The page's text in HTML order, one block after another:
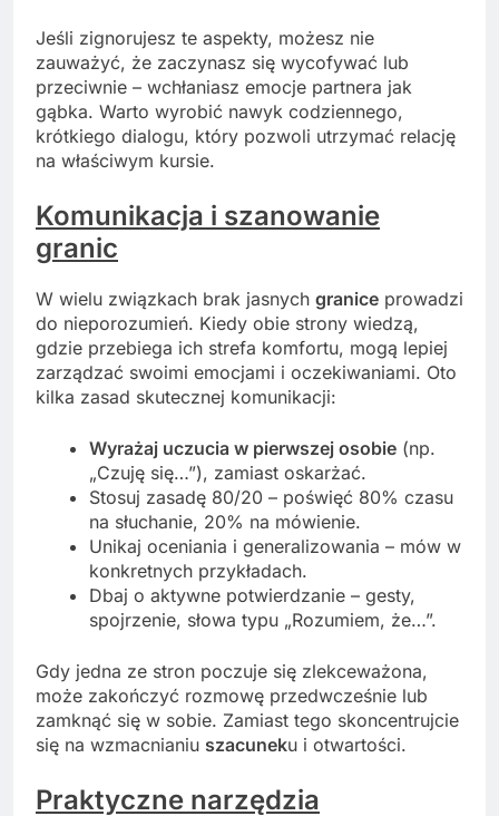
Jeśli zignorujesz te aspekty, możesz nie
zauważyć, że zaczynasz się wycofywać lub
przeciwnie – wchłaniasz emocje partnera jak
gąbka. Warto wyrobić nawyk codziennego,
krótkiego dialogu, który pozwoli utrzymać relację
na właściwym kursie.
Komunikacja i szanowanie
granic
W wielu związkach brak jasnych granice prowadzi
do nieporozumień. Kiedy obie strony wiedzą,
gdzie przebiega ich strefa komfortu, mogą lepiej
zarządzać swoimi emocjami i oczekiwaniami. Oto
kilka zasad skutecznej komunikacji:
Wyrażaj uczucia w pierwszej osobie (np.
„Czuję się…”), zamiast oskarżać.
Stosuj zasadę 80/20 – poświęć 80% czasu
na słuchanie, 20% na mówienie.
Unikaj oceniania i generalizowania – mów w
konkretnych przykładach.
Dbaj o aktywne potwierdzanie – gesty,
spojrzenie, słowa typu „Rozumiem, że…”.
Gdy jedna ze stron poczuje się zlekceważona,
może zakończyć rozmowę przedwcześnie lub
zamknąć się w sobie. Zamiast tego skoncentrujcie
się na wzmacnianiu szacuneku i otwartości.
Praktyczne narzędzia